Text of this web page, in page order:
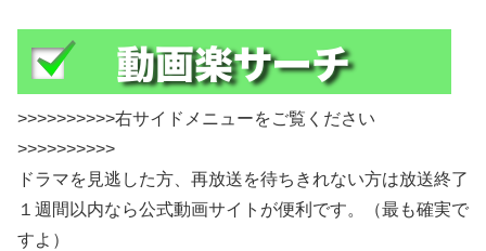
>>>>>>>>>>右サイドメニューをご覧ください
>>>>>>>>>>
ドラマを見逃した方、再放送を待ちきれない方は放送終了
１週間以内なら公式動画サイトが便利です。（最も確実で
すよ）